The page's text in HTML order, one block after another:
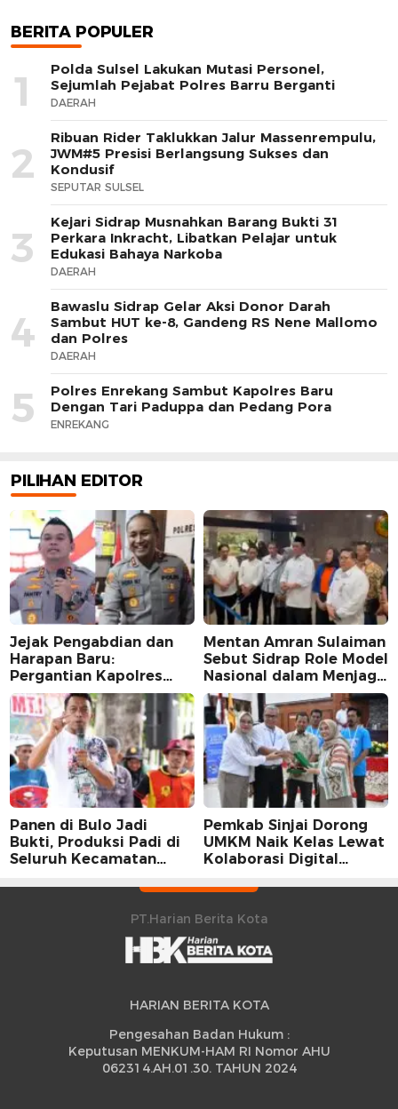
BERITA POPULER
1
Polda Sulsel Lakukan Mutasi Personel,
Sejumlah Pejabat Polres Barru Berganti
DAERAH
2
Ribuan Rider Taklukkan Jalur Massenrempulu,
JWM#5 Presisi Berlangsung Sukses dan
Kondusif
SEPUTAR SULSEL
3
Kejari Sidrap Musnahkan Barang Bukti 31
Perkara Inkracht, Libatkan Pelajar untuk
Edukasi Bahaya Narkoba
DAERAH
4
Bawaslu Sidrap Gelar Aksi Donor Darah
Sambut HUT ke-8, Gandeng RS Nene Mallomo
dan Polres
DAERAH
5
Polres Enrekang Sambut Kapolres Baru
Dengan Tari Paduppa dan Pedang Pora
ENREKANG
PILIHAN EDITOR
Jejak Pengabdian dan
Harapan Baru:
Pergantian Kapolres
Sidrap dalam Perspektif
Karier Dua Perwira
Mentan Amran Sulaiman
Sebut Sidrap Role Model
Nasional dalam Menjaga
Stabilitas Harga Telur
Panen di Bulo Jadi
Bukti, Produksi Padi di
Seluruh Kecamatan
Peningkatan
Pemkab Sinjai Dorong
UMKM Naik Kelas Lewat
Kolaborasi Digital
PT.Harian Berita Kota
HARIAN BERITA KOTA
Pengesahan Badan Hukum :
Keputusan MENKUM-HAM RI Nomor AHU
062314.AH.01.30. TAHUN 2024